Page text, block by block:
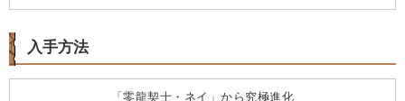
入手方法
「零龍契士・ネイ」から究極進化